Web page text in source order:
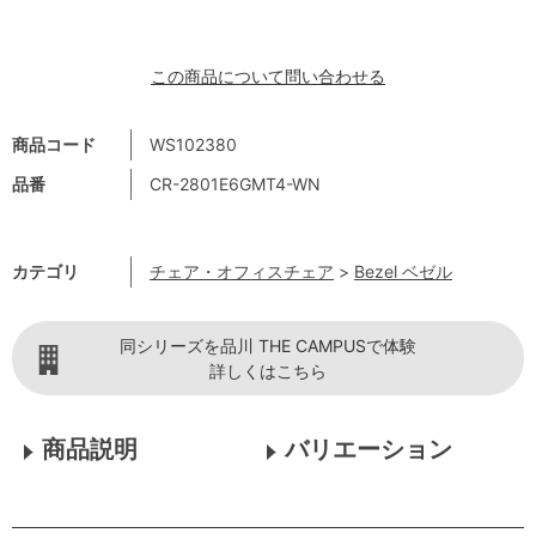
商品コード
WS102380
品番
CR-2801E6GMT4-WN
カテゴリ チェア・オフィスチェア > Bezel ベゼル
この商品について問い合わせる
同シリーズを品川 THE CAMPUSで体験
詳しくはこちら
商品説明 バリエーション